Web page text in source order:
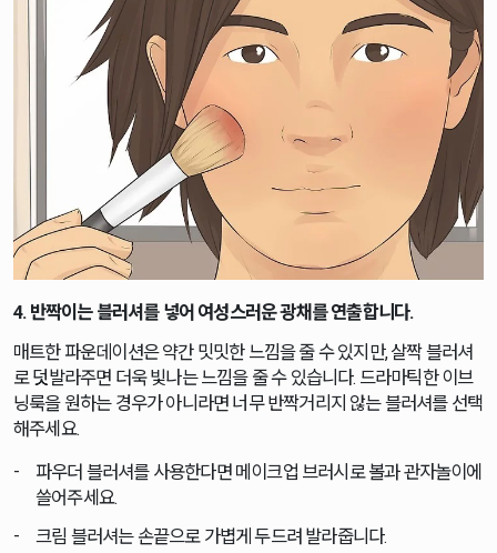
4. 반짝이는 블러셔를 넣어 여성스러운 광채를 연출합니다.
매트한 파운데이션은 약간 밋밋한 느낌을 줄 수 있지만, 살짝 블러셔
로 덧발라주면 더욱 빛나는 느낌을 줄 수 있습니다. 드라마틱한 이브
닝룩을 원하는 경우가 아니라면 너무 반짝거리지 않는 블러셔를 선택
해주세요.
파우더 블러셔를 사용한다면 메이크업 브러시로 볼과 관자놀이에
쓸어주세요.
크림 블러셔는 손끝으로 가볍게 두드려 발라줍니다.